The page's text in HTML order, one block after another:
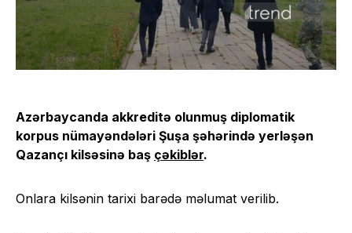
Azərbaycanda akkreditə olunmuş diplomatik
korpus nümayəndələri Şuşa şəhərində yerləşən
Qazançı kilsəsinə baş çəkiblər.
Onlara kilsənin tarixi barədə məlumat verilib.